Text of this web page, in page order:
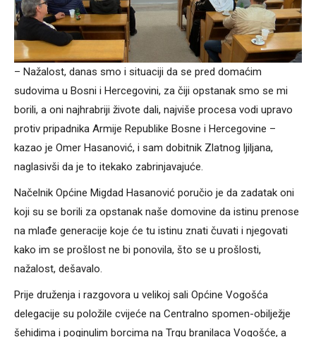
– Nažalost, danas smo i situaciji da se pred domaćim
sudovima u Bosni i Hercegovini, za čiji opstanak smo se mi
borili, a oni najhrabriji živote dali, najviše procesa vodi upravo
protiv pripadnika Armije Republike Bosne i Hercegovine –
kazao je Omer Hasanović, i sam dobitnik Zlatnog ljiljana,
naglasivši da je to itekako zabrinjavajuće.
Načelnik Općine Migdad Hasanović poručio je da zadatak oni
koji su se borili za opstanak naše domovine da istinu prenose
na mlađe generacije koje će tu istinu znati čuvati i njegovati
kako im se prošlost ne bi ponovila, što se u prošlosti,
nažalost, dešavalo.
Prije druženja i razgovora u velikoj sali Općine Vogošća
delegacije su položile cvijeće na Centralno spomen-obilježje
šehidima i poginulim borcima na Trgu branilaca Vogošće, a